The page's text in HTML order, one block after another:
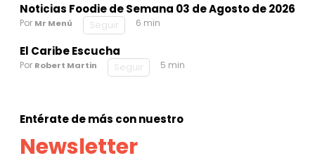
Noticias Foodie de Semana 03 de Agosto de 2026
Por Mr Menú Seguir 6 min
El Caribe Escucha
Por Robert Martin Seguir 5 min
Entérate de más con nuestro
Newsletter